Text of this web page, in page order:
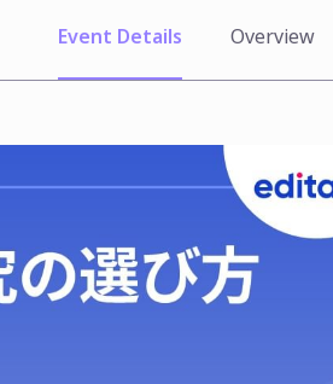
Event Details Overview